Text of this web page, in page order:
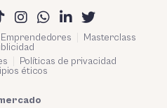
Masterclass
Políticas de privacidad
éticos